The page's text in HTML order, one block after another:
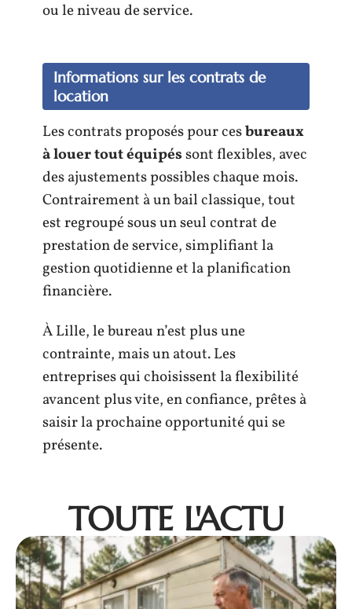
ou le niveau de service.
Informations sur les contrats de
location
Les contrats proposés pour cesbureaux
à louer tout équipéssont flexibles, avec
des ajustements possibles chaque mois.
Contrairement à un bail classique, tout
est regroupé sous un seul contrat de
prestation de service, simplifiant la
gestion quotidienne et la planification
financière.
À Lille, le bureau n’est plus une
contrainte, mais un atout. Les
entreprises qui choisissent la flexibilité
avancent plus vite, en confiance, prêtes à
saisir la prochaine opportunité qui se
présente.
TOUTE L'ACTU